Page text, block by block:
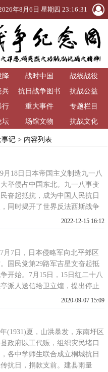
年8月6日 星期四 23:16:31
降 战时中国
战线战役
兵
抗日战争图书
馆
抗战公益
行 重大事件
专题栏目
坛 场馆文物 抗战文化
记> 内容列表
月18日日本帝国主义制造九一八
举侵占中国东北。九一八事变
奋起抵抗，成为中国人民抗日
同时揭开了世界反法西斯战争
月红二十五军在六安麻埠镇成
四、七十五师，全军共1 2万
红四方面军成立，徐向前任总指
政
2022-12-15 16:12
月7日，日本侵略军向北平郊区
国民党第29路军吉星文奋起抵
开始。7月15日，15日红二十八
派人送信给卫立煌，提出停止
抗日的倡议 卫回信同意谈判。22
国民党郡豫皖剿共督办卫立煌
夫、安徽省政府代表郭副官进行
止敌对
2020-09-07 15:09
(1931)夏，山洪暴发，东南圩区
政府以工代赈，组织灾民堵口
各中学师生联合成立桐城抗日
抗日，捐款支前。建县雨量